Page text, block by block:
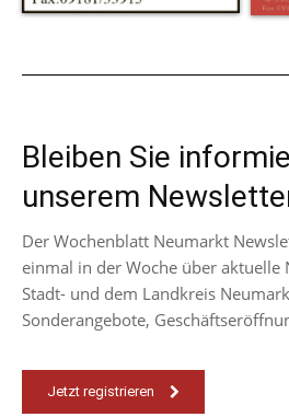
Bleiben Sie
unserem
Der Wochenblatt Neumarkt
einmal in der Woche über aktuelle
Stadt- und dem Landkreis
Sonderangebote,
Jetzt registrieren